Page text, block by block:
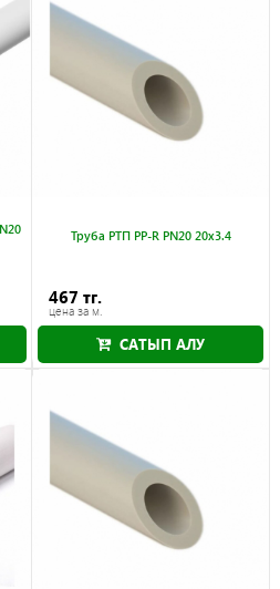
Труба РТП PP-R PN20 20x3.4
467 тг.
цена за м.
САТЫП АЛУ